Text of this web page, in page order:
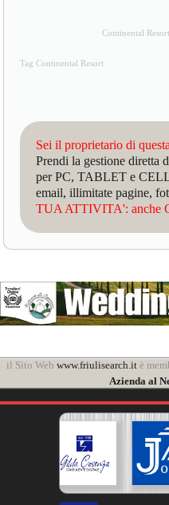
Continental
Tag Continental Resort
Sei il proprietario di
Prendi la gestione diretta
per PC, TABLET e
email, illimitate pagine,
TUA ATTIVITA': anche
il Sito Web www.friulisearch.itè
Azienda al